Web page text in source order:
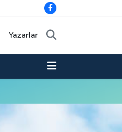
Yazarlar